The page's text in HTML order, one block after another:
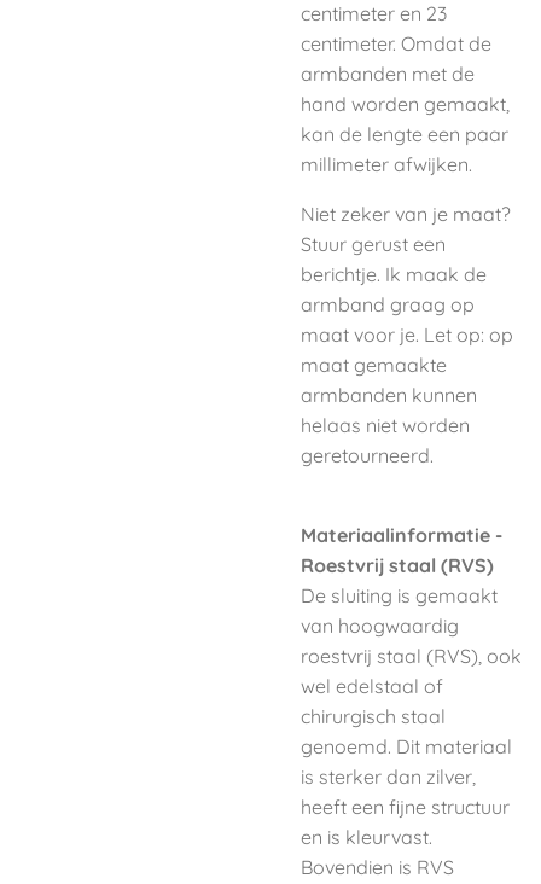
centimeter en 23
centimeter. Omdat de
armbanden met de
hand worden gemaakt,
kan de lengte een paar
millimeter afwijken.
Niet zeker van je maat?
Stuur gerust een
berichtje. Ik maak de
armband graag op
maat voor je. Let op: op
maat gemaakte
armbanden kunnen
helaas niet worden
geretourneerd.
Materiaalinformatie -
Roestvrij staal (RVS)
De sluiting is gemaakt
van hoogwaardig
roestvrij staal (RVS), ook
wel edelstaal of
chirurgisch staal
genoemd. Dit materiaal
is sterker dan zilver,
heeft een fijne structuur
en is kleurvast.
Bovendien is RVS